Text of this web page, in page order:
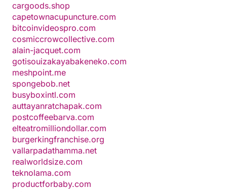
cargoods.shop
capetownacupuncture.com
bitcoinvideospro.com
cosmiccrowcollective.com
alain-jacquet.com
gotisouizakayabakeneko.com
meshpoint.me
spongebob.net
busyboxintl.com
auttayanratchapak.com
postcoffeebarva.com
elteatromilliondollar.com
burgerkingfranchise.org
vallarpadathamma.net
realworldsize.com
teknolama.com
productforbaby.com